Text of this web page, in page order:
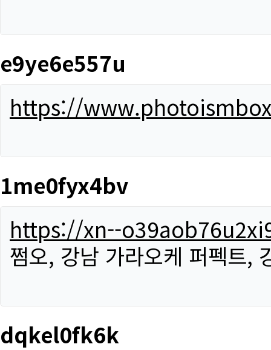
e9ye6e557u
https://
1me0fyx4bv
https://xn--
쩜오, 강남 가라오케 퍼펙트,
dqkel0fk6k